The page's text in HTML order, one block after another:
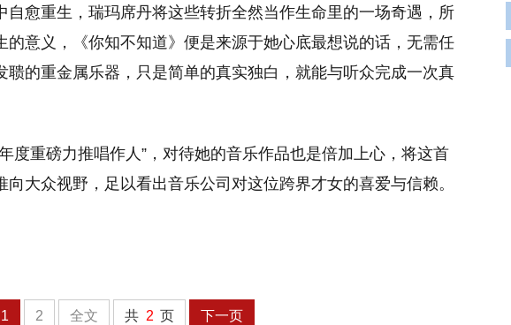
自愈重生，瑞玛席丹将这些转折全然当作生命里的一场奇遇，所
的意义，《你知不知道》便是来源于她心底最想说的话，无需任
聩的重金属乐器，只是简单的真实独白，就能与听众完成一次真
度重磅力推唱作人”，对待她的音乐作品也是倍加上心，将这首
大众视野，足以看出音乐公司对这位跨界才女的喜爱与信赖。
1 2 全文 共 2 页 下一页